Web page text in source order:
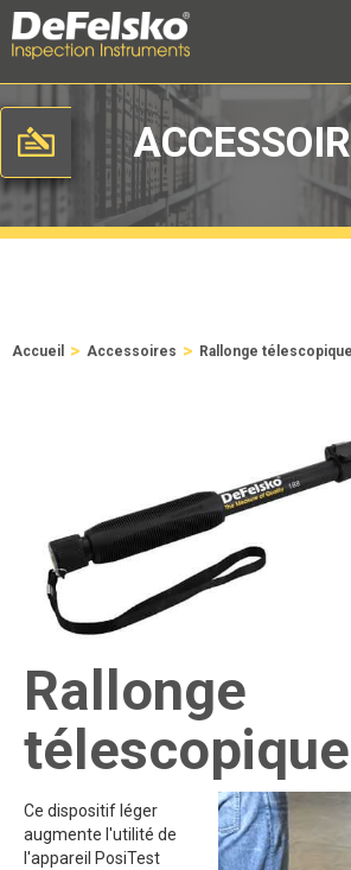
Accueil > Accessoires > Rallonge télescopique
Rallonge
télescopique
Ce dispositif léger
augmente l'utilité de
l'appareil PosiTest